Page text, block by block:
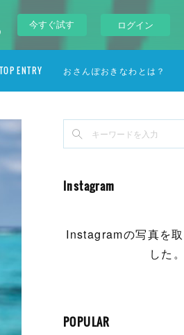
今すぐ試す ログイン
TOP ENTRY おさんぽおきなわとは？
Instagram
Instagramの写真を
した。
POPULAR